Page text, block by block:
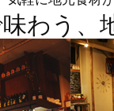
わう、